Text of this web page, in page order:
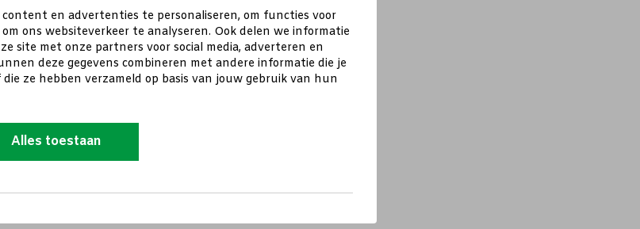
content en advertenties te personaliseren, om functies voor
ons websiteverkeer te analyseren. Ook delen we informatie
site met onze partners voor social media, adverteren en
deze gegevens combineren met andere informatie die je
ze hebben verzameld op basis van jouw gebruik van hun
Alles toestaan